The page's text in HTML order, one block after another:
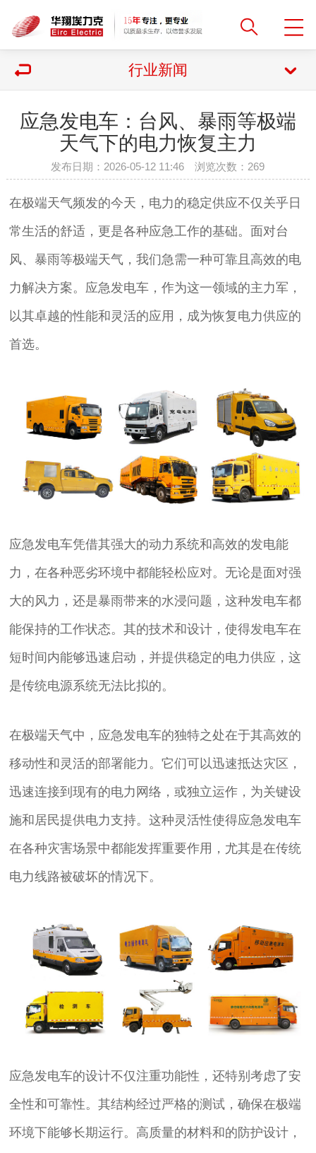
行业新闻
应急发电车：台风、暴雨等极端
天气下的电力恢复主力
发布日期：2026-05-12 11:46 浏览次数： 269
在极端天气频发的今天，电力的稳定供应不仅关乎日
常生活的舒适，更是各种应急工作的基础。面对台
风、暴雨等极端天气，我们急需一种可靠且高效的电
力解决方案。应急发电车，作为这一领域的主力军，
以其卓越的性能和灵活的应用，成为恢复电力供应的
首选。
应急发电车凭借其强大的动力系统和高效的发电能
力，在各种恶劣环境中都能轻松应对。无论是面对强
大的风力，还是暴雨带来的水浸问题，这种发电车都
能保持的工作状态。其的技术和设计，使得发电车在
短时间内能够迅速启动，并提供稳定的电力供应，这
是传统电源系统无法比拟的。
在极端天气中，应急发电车的独特之处在于其高效的
移动性和灵活的部署能力。它们可以迅速抵达灾区，
迅速连接到现有的电力网络，或独立运作，为关键设
施和居民提供电力支持。这种灵活性使得应急发电车
在各种灾害场景中都能发挥重要作用，尤其是在传统
电力线路被破坏的情况下。
应急发电车的设计不仅注重功能性，还特别考虑了安
全性和可靠性。其结构经过严格的测试，确保在极端
环境下能够长期运行。高质量的材料和的防护设计，